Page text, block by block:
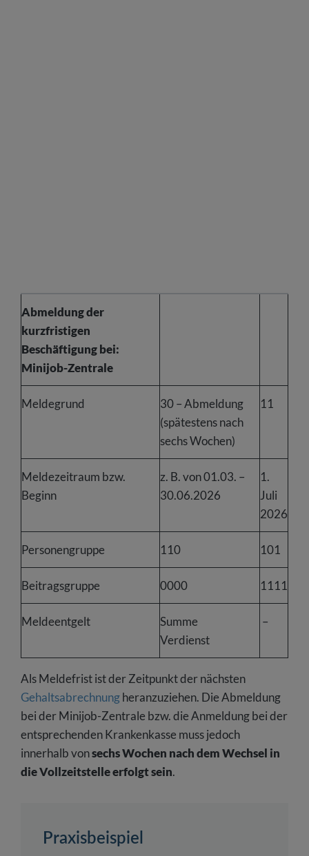
Abmeldung der
kurzfristigen
Beschäftigung bei:
Minijob-Zentrale
Meldegrund
30 – Abmeldung
(spätestens nach
sechs Wochen)
11
Meldezeitraum bzw.
Beginn
z. B. von 01.03. –
30.06.2026
1.
Juli
2026
Personengruppe 110 101
Beitragsgruppe 0000 1111
Meldeentgelt
Summe
Verdienst
–
Als Meldefrist ist der Zeitpunkt der nächsten
Gehaltsabrechnungheranzuziehen. Die Abmeldung
bei der Minijob-Zentrale bzw. die Anmeldung bei der
entsprechenden Krankenkasse muss jedoch
innerhalb vonsechs Wochen nach dem Wechsel in
die Vollzeitstelle erfolgt sein.
Praxisbeispiel